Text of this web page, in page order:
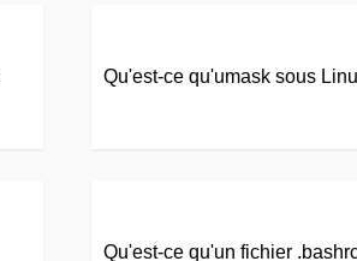
Qu'est-ce qu'umask sous
Qu'est-ce qu'un fichier